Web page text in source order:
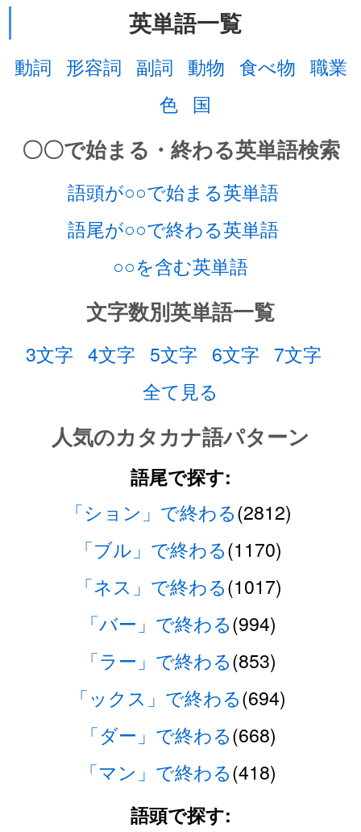
英単語一覧
動詞 形容詞 副詞 動物 食べ物 職業
色 国
〇〇で始まる・終わる英単語検索
語頭が○○で始まる英単語
語尾が○○で終わる英単語
○○を含む英単語
文字数別英単語一覧
3文字 4文字 5文字 6文字 7文字
全て見る
人気のカタカナ語パターン
語尾で探す:
「ション」で終わる(2812)
「ブル」で終わる(1170)
「ネス」で終わる(1017)
「バー」で終わる(994)
「ラー」で終わる(853)
「ックス」で終わる(694)
「ダー」で終わる(668)
「マン」で終わる(418)
語頭で探す: